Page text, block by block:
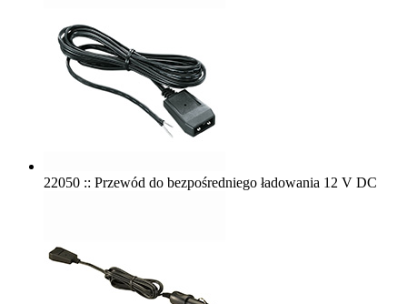
22050 :: Przewód do bezpośredniego ładowania 12 V DC